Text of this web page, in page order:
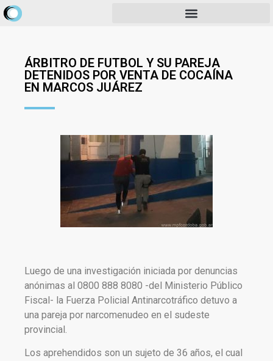
ÁRBITRO DE FUTBOL Y SU PAREJA
DETENIDOS POR VENTA DE COCAÍNA
EN MARCOS JUÁREZ
Luego de una investigación iniciada por denuncias
anónimas al 0800 888 8080 -del Ministerio Público
Fiscal- la Fuerza Policial Antinarcotráfico detuvo a
una pareja por narcomenudeo en el sudeste
provincial.
Los aprehendidos son un sujeto de 36 años, el cual